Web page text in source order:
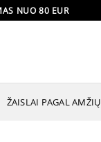
NUO 80 EUR
ŽAISLAI PAGAL AMŽIŲ